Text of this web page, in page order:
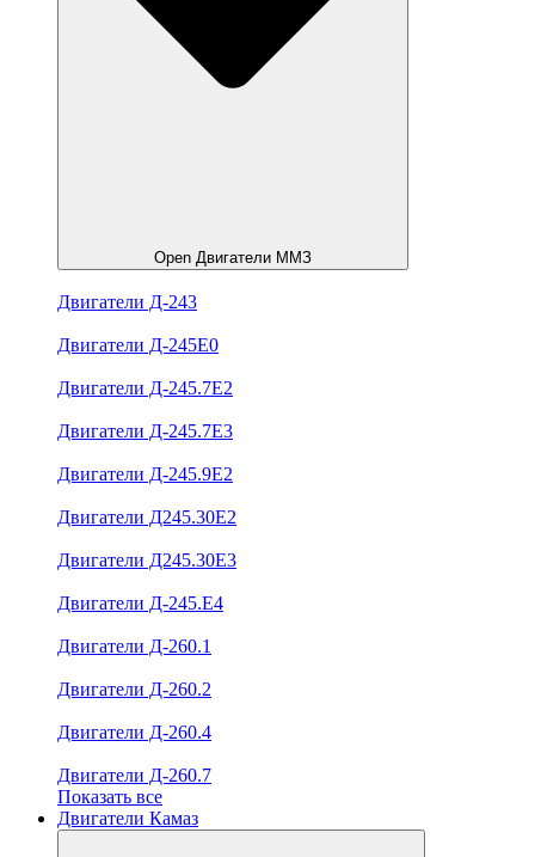
Open Двигатели ММЗ
Двигатели Д-243
Двигатели Д-245Е0
Двигатели Д-245.7Е2
Двигатели Д-245.7Е3
Двигатели Д-245.9Е2
Двигатели Д245.30Е2
Двигатели Д245.30Е3
Двигатели Д-245.Е4
Двигатели Д-260.1
Двигатели Д-260.2
Двигатели Д-260.4
Двигатели Д-260.7
Показать все
Двигатели Камаз